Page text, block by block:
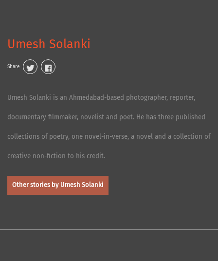
Umesh Solanki
Share
Umesh Solanki is an Ahmedabad-based photographer, reporter,
documentary filmmaker, novelist and poet. He has three published
collections of poetry, one novel-in-verse, a novel and a collection of
creative non-fiction to his credit.
Other stories by Umesh Solanki